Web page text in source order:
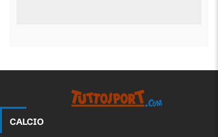
CALCIO